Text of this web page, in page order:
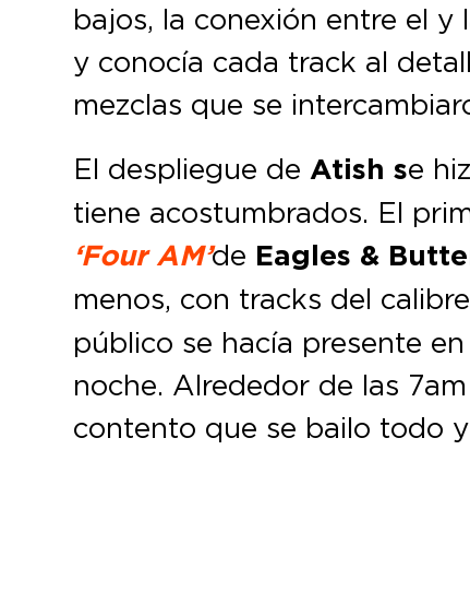
bajos, la conexión entre el
y conocía cada track al
mezclas que se
El despliegue de Atish se
tiene acostumbrados. El
‘Four AM’de Eagles &
menos, con tracks del
público se hacía presente
noche. Alrededor de las
contento que se bailo todo